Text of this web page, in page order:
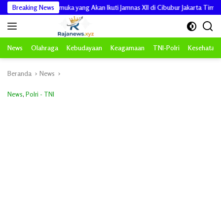
Langsung
ke
konten
Breaking News
yang Akan Ikuti Jamnas XII di Cibubur Jakarta Timur
News Olahraga Kebudayaan Keagamaan TNI-Polri Kesehatan
Beranda News
News, Polri - TNI